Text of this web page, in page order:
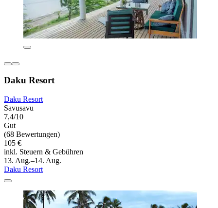
Daku Resort
Daku Resort
Savusavu
7,4/10
Gut
(68 Bewertungen)
105 €
inkl. Steuern & Gebühren
13. Aug.–14. Aug.
Daku Resort